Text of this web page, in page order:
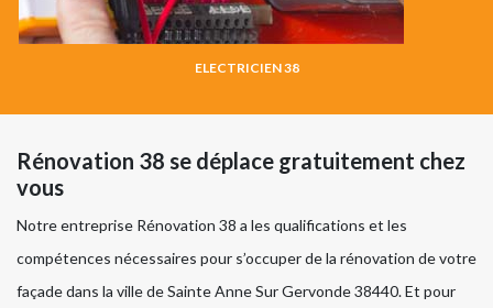
ELECTRICIEN 38
Rénovation 38 se déplace gratuitement chez
vous
Notre entreprise Rénovation 38 a les qualifications et les
compétences nécessaires pour s’occuper de la rénovation de votre
façade dans la ville de Sainte Anne Sur Gervonde 38440. Et pour